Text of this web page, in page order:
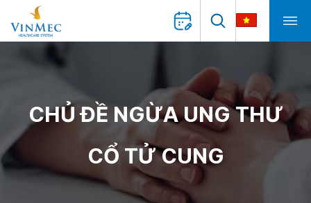
CHỦ ĐỀ NGỪA UNG THƯ
CỔ TỬ CUNG